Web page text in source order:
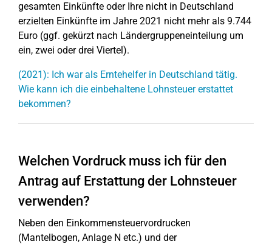
gesamten Einkünfte oder Ihre nicht in Deutschland
erzielten Einkünfte im Jahre 2021 nicht mehr als 9.744
Euro (ggf. gekürzt nach Ländergruppeneinteilung um
ein, zwei oder drei Viertel).
(2021): Ich war als Erntehelfer in Deutschland tätig.
Wie kann ich die einbehaltene Lohnsteuer erstattet
bekommen?
Welchen Vordruck muss ich für den
Antrag auf Erstattung der Lohnsteuer
verwenden?
Neben den Einkommensteuervordrucken
(Mantelbogen, Anlage N etc.) und der